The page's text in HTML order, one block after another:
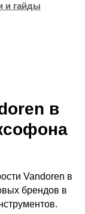
и гайды
в
Vandoren в
брендов в